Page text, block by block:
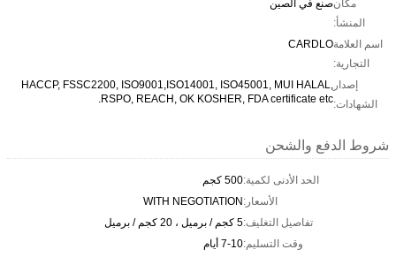
مكان
المنشأ:
صنع في الصين
اسم العلامة
التجارية:
CARDLO
إصدار
الشهادات:
HACCP, FSSC2200, ISO9001,ISO14001, ISO45001, MUI HALAL,
RSPO, REACH, OK KOSHER, FDA certificate etc.
شروط الدفع والشحن
الحد الأدنى لكمية:500 كجم
الأسعار:WITH NEGOTIATION
تفاصيل التغليف:5 كجم / برميل ، 20 كجم / برميل
وقت التسليم:7-10 أيام